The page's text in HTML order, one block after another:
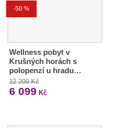
-50 %
Wellness pobyt v
Krušných horách s
polopenzí u hradu…
12 200 Kč
6 099 Kč